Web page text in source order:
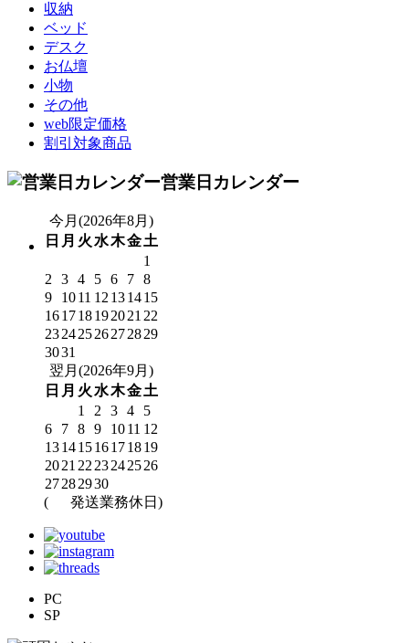
収納
ベッド
デスク
お仏壇
小物
その他
web限定価格
割引対象商品
営業日カレンダー
今月(2026年8月)
日 月 火 水木金土
1
2
3 4 5 6 7 8
9
1011 12 131415
161718192021 22
23242526272829
3031
翌月(2026年9月)
日 月 火 水木金土
1
2 3 4
5
6
7 8 9 1011 12
13141516171819
2021 22 23242526
27282930
(
発送業務休日)
PC
SP